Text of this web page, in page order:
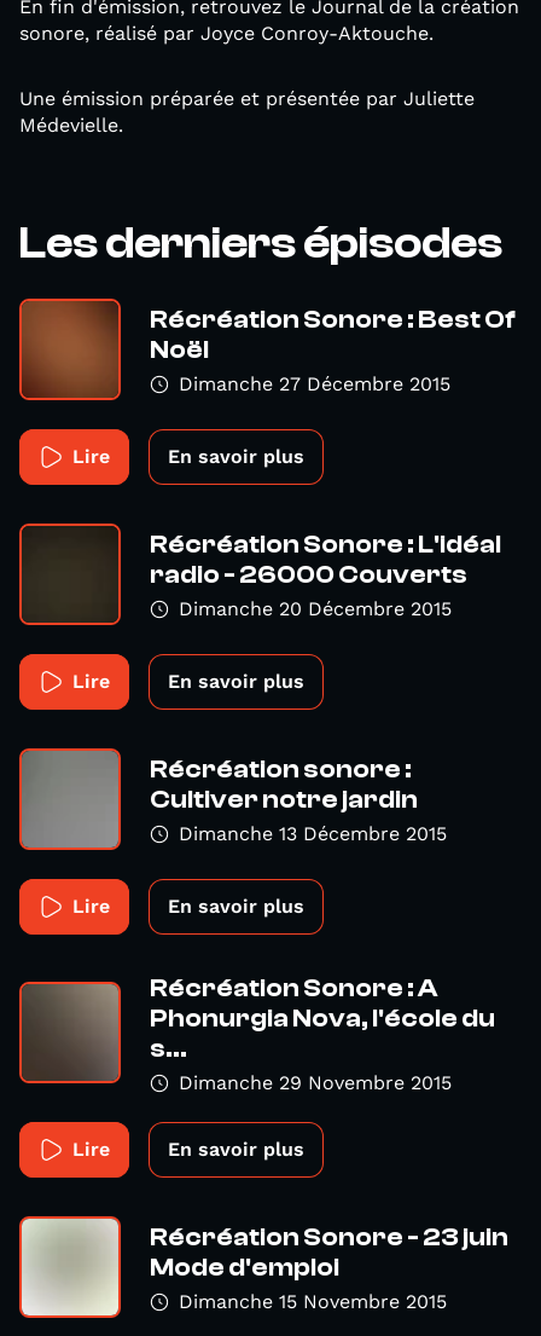
En fin d'émission, retrouvez le Journal de la création
sonore, réalisé par Joyce Conroy-Aktouche.
Une émission préparée et présentée par Juliette
Médevielle.
Les derniers épisodes
Récréation Sonore : Best Of
Noël
Dimanche 27 Décembre 2015
Lire En savoir plus
Récréation Sonore : L'idéal
radio - 26000 Couverts
Dimanche 20 Décembre 2015
Lire En savoir plus
Récréation sonore :
Cultiver notre jardin
Dimanche 13 Décembre 2015
Lire En savoir plus
Récréation Sonore : A
Phonurgia Nova, l'école du
s...
Dimanche 29 Novembre 2015
Lire En savoir plus
Récréation Sonore - 23 juin
Mode d'emploi
Dimanche 15 Novembre 2015